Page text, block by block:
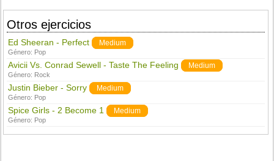
Otros ejercicios
Ed Sheeran - Perfect Medium
Género: Pop
Avicii Vs. Conrad Sewell - Taste The Feeling Medium
Género: Rock
Justin Bieber - Sorry Medium
Género: Pop
Spice Girls - 2 Become 1 Medium
Género: Pop